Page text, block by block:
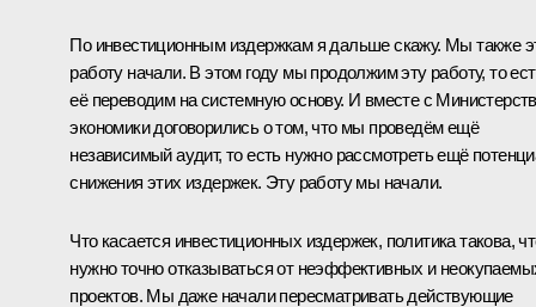
По инвестиционным издержкам я дальше скажу. Мы также
работу начали. В этом году мы продолжим эту работу, то
её переводим на системную основу. И вместе с
экономики договорились о том, что мы проведём ещё
независимый аудит, то есть нужно рассмотреть ещё
снижения этих издержек. Эту работу мы начали.
Что касается инвестиционных издержек, политика такова,
нужно точно отказываться от неэффективных и
проектов. Мы даже начали пересматривать действующие